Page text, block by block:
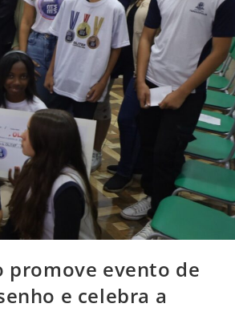
promove evento de
e celebra a